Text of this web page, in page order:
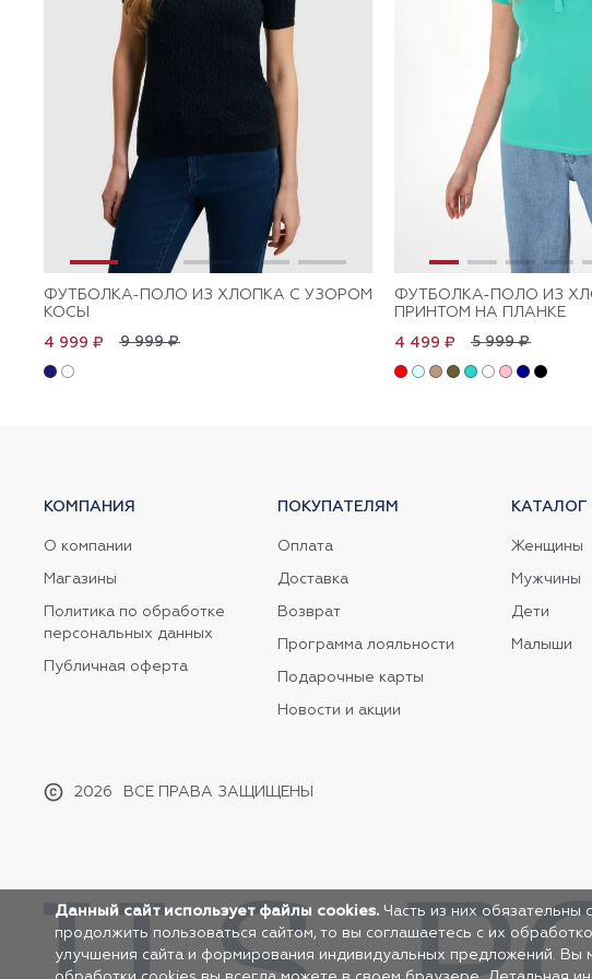
ФУТБОЛКА-ПОЛО ИЗ ХЛОПКА С УЗОРОМ
КОСЫ
9 999 ₽
4 999 ₽
ФУТБОЛКА-ПОЛО ИЗ
ПРИНТОМ НА ПЛАНКЕ
5 999 ₽
4 499 ₽
КОМПАНИЯ
О компании
Магазины
Политика по обработке
персональных данных
Публичная оферта
2026 ВСЕ ПРАВА ЗАЩИЩЕНЫ
ПОКУПАТЕЛЯМ
Оплата
Доставка
Возврат
Программа лояльности
Подарочные карты
Новости и акции
КАТАЛОГ
Женщины
Мужчины
Дети
Малыши
Данный сайт использует файлы cookies. Часть из них обязательны
продолжить пользоваться сайтом, то вы соглашаетесь с их
улучшения сайта и формирования индивидуальных предложений. Вы